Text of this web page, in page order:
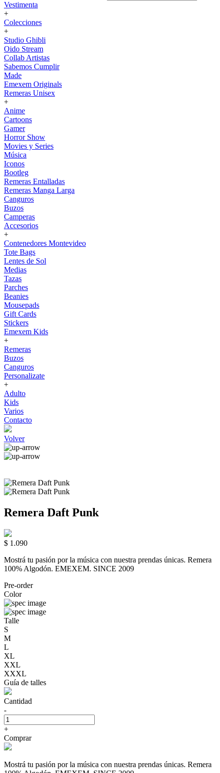
Vestimenta
+
Colecciones
+
Studio Ghibli
Oido Stream
Collab Artistas
Sabemos Cumplir
Made
Emexem Originals
Remeras Unisex
+
Anime
Cartoons
Gamer
Horror Show
Movies y Series
Música
Iconos
Bootleg
Remeras Entalladas
Remeras Manga Larga
Canguros
Buzos
Camperas
Accesorios
+
Contenedores Montevideo
Tote Bags
Lentes de Sol
Medias
Tazas
Parches
Beanies
Mousepads
Gift Cards
Stickers
Emexem Kids
+
Remeras
Buzos
Canguros
Personalizate
+
Adulto
Kids
Varios
Contacto
Volver
Remera Daft Punk
$ 1.090
Mostrá tu pasión por la música con nuestra prendas únicas. Remera
100% Algodón. EMEXEM. SINCE 2009
Pre-order
Color
Talle
S
M
L
XL
XXL
XXXL
Guía de talles
Cantidad
-
+
Comprar
Mostrá tu pasión por la música con nuestra prendas únicas. Remera